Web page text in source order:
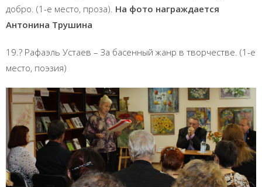
добро. (1-е место, проза). На фото награждается
Антонина Трушина
19.? Рафаэль Устаев – За басенный жанр в творчестве. (1-е
место, поэзия)